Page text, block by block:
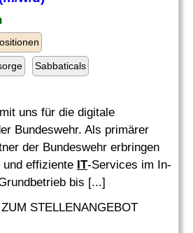
Sabbaticals
uns für die digitale
Bundeswehr. Als primärer
der Bundeswehr erbringen
effiziente IT-Services im In-
bis [...]
STELLENANGEBOT